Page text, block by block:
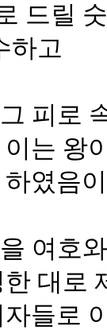
드릴
하고
피로
는 왕
였음
여호
대로
들로